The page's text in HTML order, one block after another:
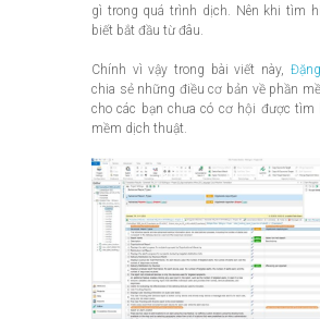
gì trong quá trình dịch. Nên khi tìm
biết bắt đầu từ đâu.
Chính vì vậy trong bài viết này,
chia sẻ những điều cơ bản về phần
cho các bạn chưa có cơ hội được tìm
mềm dịch thuật.